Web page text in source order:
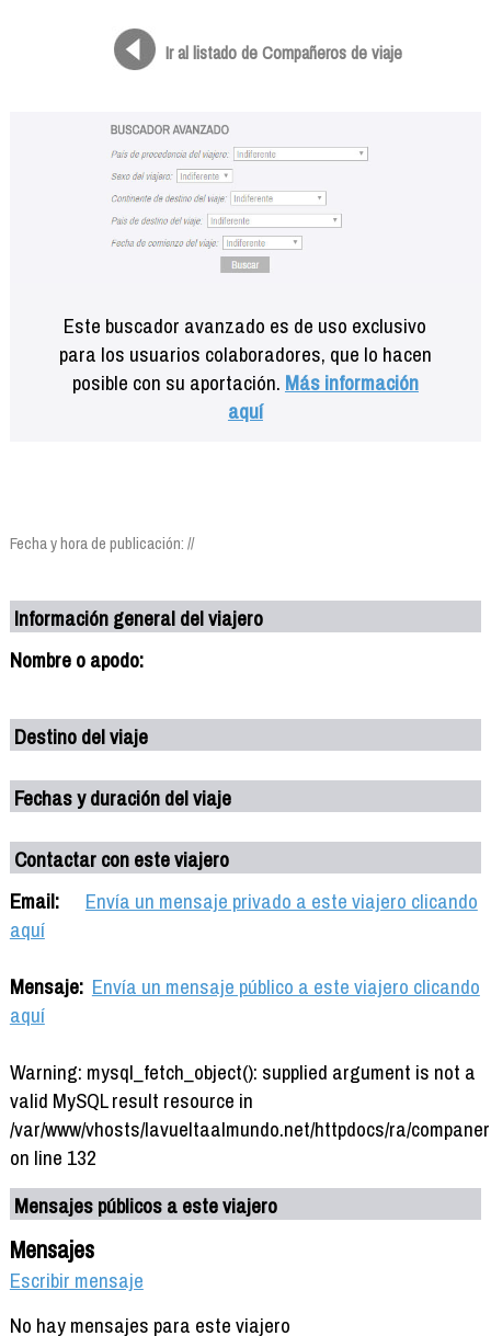
Ir al listado de Compañeros de viaje
Este buscador avanzado es de uso exclusivo
para los usuarios colaboradores, que lo hacen
posible con su aportación. Más información
aquí
Fecha y hora de publicación: //
Información general del viajero
Nombre o apodo:
Destino del viaje
Fechas y duración del viaje
Contactar con este viajero
Email:
Envía un mensaje privado a este viajero clicando
aquí
Mensaje: Envía un mensaje público a este viajero clicando
aquí
Warning: mysql_fetch_object(): supplied argument is not a
valid MySQL result resource in
/var/www/vhosts/lavueltaalmundo.net/httpdocs/ra/
on line 132
Mensajes públicos a este viajero
Mensajes
Escribir mensaje
No hay mensajes para este viajero